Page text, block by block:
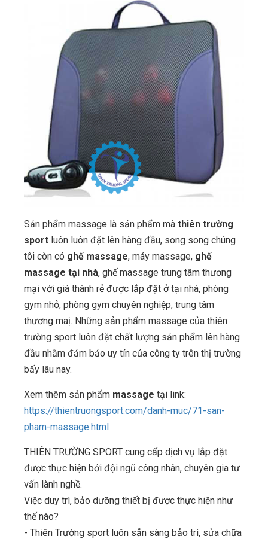
Sản phẩm massage là sản phẩm mà thiên trường
sport luôn luôn đặt lên hàng đầu, song song chúng
tôi còn có ghế massage, máy massage, ghế
massage tại nhà, ghế massage trung tâm thương
mại với giá thành rẻ được lắp đặt ở tại nhà, phòng
gym nhỏ, phòng gym chuyên nghiệp, trung tâm
thương maị. Những sản phẩm massage của thiên
trường sport luôn đặt chất lượng sản phẩm lên hàng
đầu nhằm đảm bảo uy tín của công ty trên thị trường
bấy lâu nay.
Xem thêm sản phẩm massage tại link:
https://thientruongsport.com/danh-muc/71-san-
pham-massage.html
THIÊN TRƯỜNG SPORT cung cấp dịch vụ lắp đặt
được thực hiện bởi đội ngũ công nhân, chuyên gia tư
vấn lành nghề.
Việc duy trì, bảo dưỡng thiết bị được thực hiện như
thế nào?
- Thiên Trường sport luôn sẵn sàng bảo trì, sửa chữa